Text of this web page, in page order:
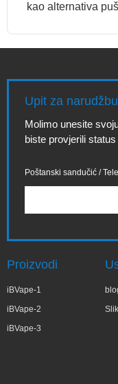
kao alternativa
Upit za narudžbu
Molimo unesite
biste provjerili
Poštanski sandučić /
Proizvodi
iBVape-1
iBVape-2
iBVape-3